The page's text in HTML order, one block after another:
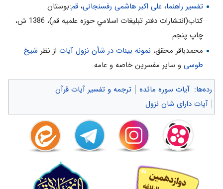
تفسیر راهنما، علی اکبر هاشمی رفسنجانی، قم:بوستان
كتاب(انتشارات دفتر تبليغات اسلامي حوزه علميه قم)، 1386 ش‌،
چاپ پنجم‌
محمدباقر محقق، نمونه بینات در شأن نزول آیاتاز نظر شیخ
طوسیو سایر مفسرین خاصه و عامه.
رده‌ها: آیات سوره مائده
ترجمه و تفسیر آیات قرآن
آیات دارای شان نزول